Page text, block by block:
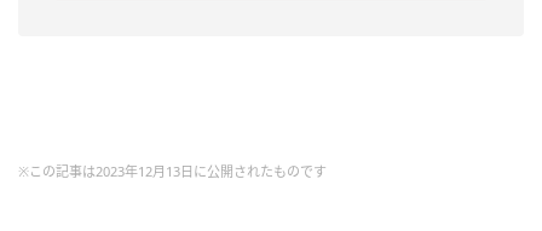
※この記事は2023年12月13日に公開されたものです